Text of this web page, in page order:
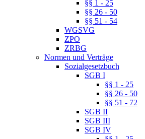
§§ 1 - 25
§§ 26 - 50
§§ 51 - 54
WGSVG
ZPO
ZRBG
Normen und Verträge
Sozialgesetzbuch
SGB I
§§ 1 - 25
§§ 26 - 50
§§ 51 - 72
SGB II
SGB III
SGB IV